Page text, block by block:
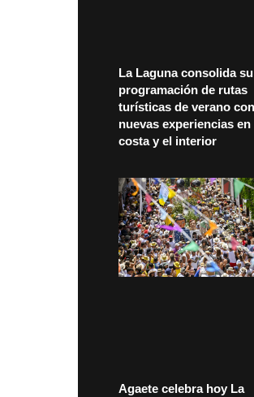
La Laguna consolida su
programación de rutas
turísticas de verano con
nuevas experiencias en
costa y el interior
Agaete celebra hoy La